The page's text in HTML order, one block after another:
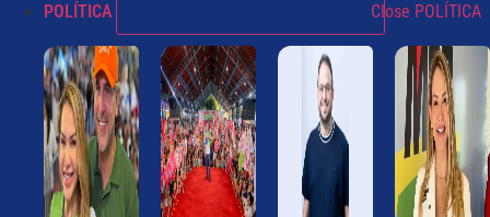
POLÍTICA Close POLÍTICA